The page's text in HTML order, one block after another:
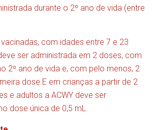
durante o 2º ano de vida (entre
com idades entre 7 e 23
ser administrada em 2 doses, com
2º ano de vida e, com pelo menos, 2
dose.E em crianças a partir de 2
e adultos a ACWY deve ser
dose única de 0,5 mL.